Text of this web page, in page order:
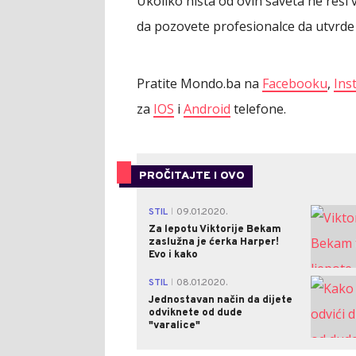
da pozovete profesionalce da
Pratite Mondo.ba na Facebooku,
za IOS i Android telefone.
PROČITAJTE I OVO
STIL
09.01.2020.
Za lepotu Viktorije Bekam
zaslužna je ćerka Harper!
Evo i kako
STIL
08.01.2020.
Jednostavan način da dijete
odviknete od dude
"varalice"